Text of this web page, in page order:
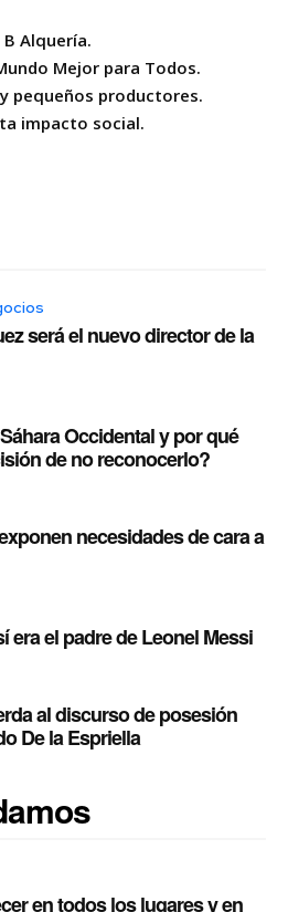
Alquería.
Mejor para Todos.
pequeños productores.
impacto social.
será el nuevo director de la
Occidental y por qué
de no reconocerlo?
necesidades de cara a
era el padre de Leonel Messi
al discurso de posesión
De la Espriella
en todos los lugares y en